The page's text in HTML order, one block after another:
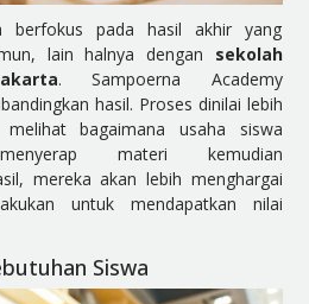
berfokus pada hasil akhir yang
lain halnya dengan sekolah
. Sampoerna Academy
hasil. Proses dinilai lebih
bagaimana usaha siswa
materi kemudian
mereka akan lebih menghargai
untuk mendapatkan nilai
Siswa